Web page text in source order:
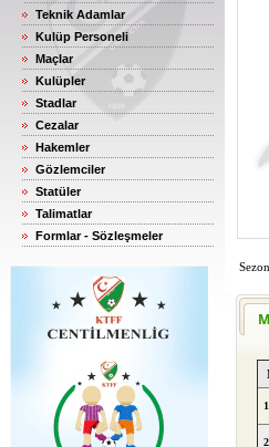
Teknik Adamlar
Kulüp Personeli
Maçlar
Kulüpler
Stadlar
Cezalar
Hakemler
Gözlemciler
Statüler
Talimatlar
Formlar - Sözleşmeler